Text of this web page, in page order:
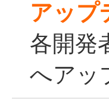
アップ
各開発
へアッ